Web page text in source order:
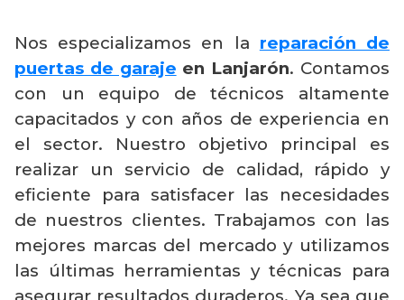
Nos especializamos en la reparación de
puertas de garaje en Lanjarón. Contamos
con un equipo de técnicos altamente
capacitados y con años de experiencia en
el sector. Nuestro objetivo principal es
realizar un servicio de calidad, rápido y
eficiente para satisfacer las necesidades
de nuestros clientes. Trabajamos con las
mejores marcas del mercado y utilizamos
las últimas herramientas y técnicas para